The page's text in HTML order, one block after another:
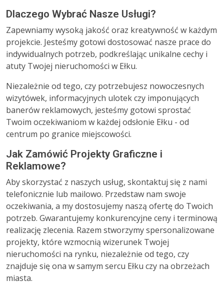
Dlaczego Wybrać Nasze Usługi?
Zapewniamy wysoką jakość oraz kreatywność w każdym
projekcie. Jesteśmy gotowi dostosować nasze prace do
indywidualnych potrzeb, podkreślając unikalne cechy i
atuty Twojej nieruchomości w Ełku.
Niezależnie od tego, czy potrzebujesz nowoczesnych
wizytówek, informacyjnych ulotek czy imponujących
banerów reklamowych, jesteśmy gotowi sprostać
Twoim oczekiwaniom w każdej odsłonie Ełku - od
centrum po granice miejscowości.
Jak Zamówić Projekty Graficzne i
Reklamowe?
Aby skorzystać z naszych usług, skontaktuj się z nami
telefonicznie lub mailowo. Przedstaw nam swoje
oczekiwania, a my dostosujemy naszą ofertę do Twoich
potrzeb. Gwarantujemy konkurencyjne ceny i terminową
realizację zlecenia. Razem stworzymy spersonalizowane
projekty, które wzmocnią wizerunek Twojej
nieruchomości na rynku, niezależnie od tego, czy
znajduje się ona w samym sercu Ełku czy na obrzeżach
miasta.